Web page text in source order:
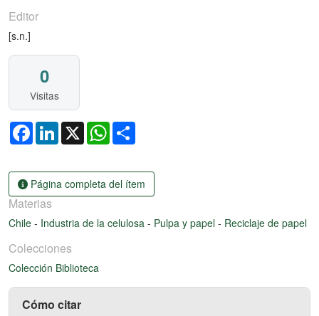
Editor
[s.n.]
0
Visitas
FacebookLinkedIn
X WhatsApp
Página completa del ítem
Materias
Chile - Industria de la celulosa - Pulpa y papel - Reciclaje de papel
Colecciones
Colección Biblioteca
Cómo citar